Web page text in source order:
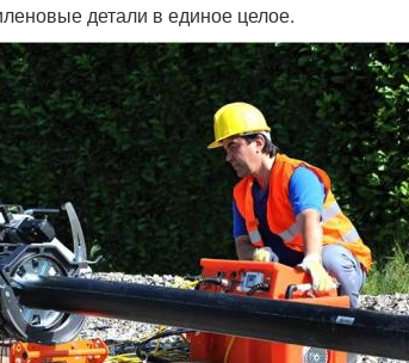
детали в единое целое.